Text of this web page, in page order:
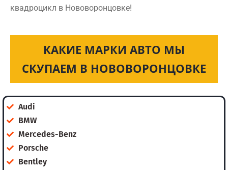
квадроцикл в Нововоронцовке!
КАКИЕ МАРКИ АВТО МЫ
СКУПАЕМ В НОВОВОРОНЦОВКЕ
Audi
BMW
Mercedes-Benz
Porsche
Bentley